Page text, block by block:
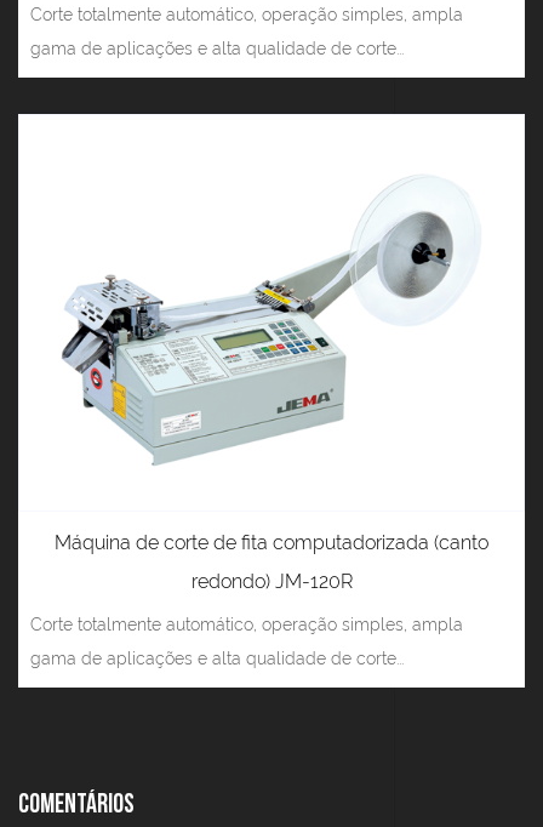
Corte totalmente automático, operação simples, ampla
gama de aplicações e alta qualidade de corte...
Máquina de corte de fita computadorizada (canto
redondo) JM-120R
Corte totalmente automático, operação simples, ampla
gama de aplicações e alta qualidade de corte...
Comentários